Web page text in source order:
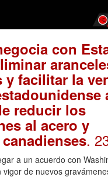
con
y facilitar la
reducir los
al acero y
.
a un acuerdo con
de nuevos